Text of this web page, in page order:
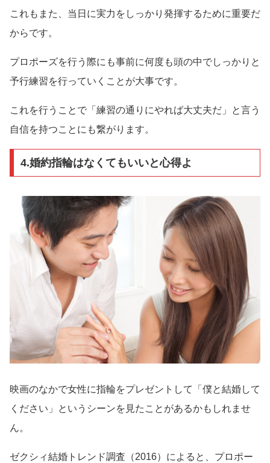
これもまた、当日に実力をしっかり発揮するために重要だ
からです。
プロポーズを行う際にも事前に何度も頭の中でしっかりと
予行練習を行っていくことが大事です。
これを行うことで「練習の通りにやれば大丈夫だ」と言う
自信を持つことにも繋がります。
4.婚約指輪はなくてもいいと心得よ
映画のなかで女性に指輪をプレゼントして「僕と結婚して
ください」というシーンを見たことがあるかもしれませ
ん。
ゼクシィ結婚トレンド調査（2016）によると、プロポー